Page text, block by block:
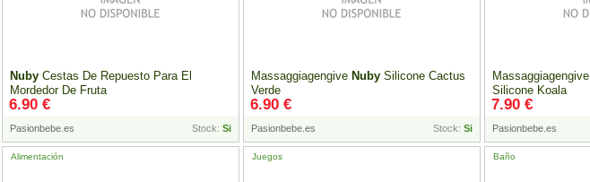
Nuby Cestas De Repuesto Para El
Mordedor De Fruta
Pasionbebe.es Stock: Si
6.90 €
Massaggiagengive NubySilicone Cactus
Verde
Pasionbebe.es Stock: Si
6.90 €
Massaggiagengive
Silicone Koala
Pasionbebe.es
7.90 €
Alimentación Juegos Baño